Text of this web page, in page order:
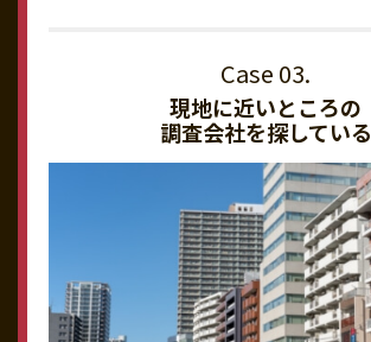
現地に近いところの
調査会社を探している